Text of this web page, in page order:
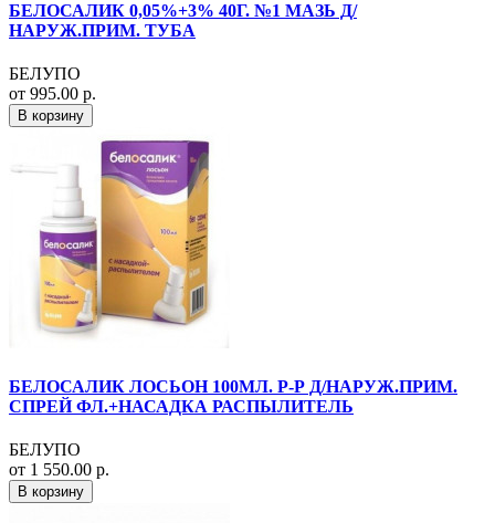
БЕЛОСАЛИК 0,05%+3% 40Г. №1 МАЗЬ Д/
НАРУЖ.ПРИМ. ТУБА
БЕЛУПО
от 995.00 р.
В корзину
БЕЛОСАЛИК ЛОСЬОН 100МЛ. Р-Р Д/НАРУЖ.ПРИМ.
СПРЕЙ ФЛ.+НАСАДКА РАСПЫЛИТЕЛЬ
БЕЛУПО
от 1 550.00 р.
В корзину